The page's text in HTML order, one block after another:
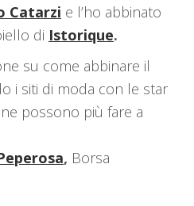
Catarzi e l’ho abbinato
di Istorique.
su come abbinare il
i siti di moda con le star
possono più fare a
, Borsa